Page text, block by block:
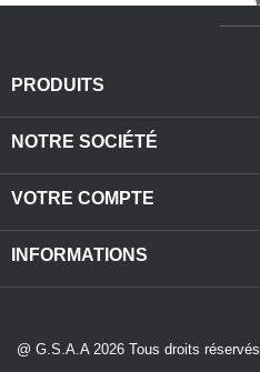
PRODUITS
NOTRE SOCIÉTÉ
VOTRE COMPTE
INFORMATIONS
@ G.S.A.A 2026 Tous droits réservés